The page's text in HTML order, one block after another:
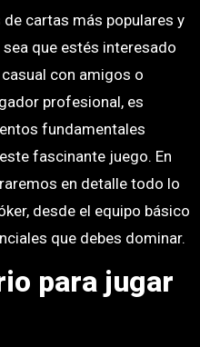
cartas más populares y
que estés interesado
con amigos o
profesional, es
fundamentales
fascinante juego. En
en detalle todo lo
desde el equipo básico
que debes dominar.
para jugar